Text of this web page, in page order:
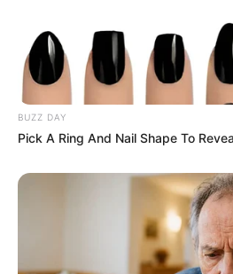
d) se mulher, 57 anos de idade, e se
partir de 01 de janeiro de 2041;
II – 25 (vinte e cinco) anos de
efetivo exercício na respectiva
§1º As idades mínimas previstas
efetivo exercício da atividade que
anos, observado o limite máximo de 5
BUZZ DAY
Pick A Ring And Nail Shape To